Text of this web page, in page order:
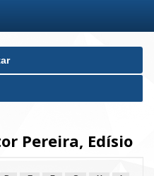
Pereira, Edísio